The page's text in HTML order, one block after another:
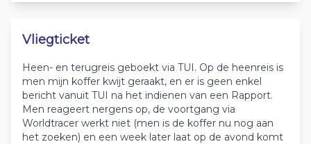
Vliegticket
Heen- en terugreis geboekt via TUI. Op de heenreis is
men mijn koffer kwijt geraakt, en er is geen enkel
bericht vanuit TUI na het indienen van een Rapport.
Men reageert nergens op, de voortgang via
Worldtracer werkt niet (men is de koffer nu nog aan
het zoeken) en een week later laat op de avond komt